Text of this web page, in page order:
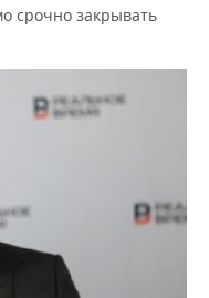
срочно закрывать